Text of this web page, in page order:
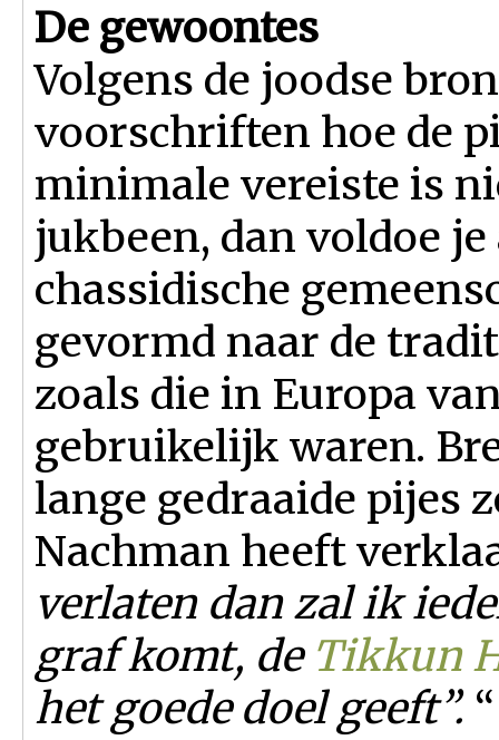
De gewoontes
Volgens de joodse
voorschriften hoe de
minimale vereiste is
jukbeen, dan voldoe je
chassidische
gevormd naar de
zoals die in Europa
gebruikelijk waren.
lange gedraaide pijes
Nachman heeft
verlaten dan zal ik
graf komt, de Tikkun
het goede doel geeft”. “